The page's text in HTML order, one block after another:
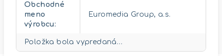
Obchodné
meno
výrobcu:
Euromedia Group, a.s.
Položka bola vypredaná…